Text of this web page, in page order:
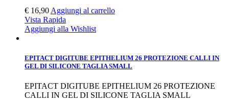
€ 16,90 Aggiungi al carrello
Vista Rapida
Aggiungi alla Wishlist
EPITACT DIGITUBE EPITHELIUM 26 PROTEZIONE CALLI IN
GEL DI SILICONE TAGLIA SMALL
EPITACT DIGITUBE EPITHELIUM 26 PROTEZIONE
CALLI IN GEL DI SILICONE TAGLIA SMALL